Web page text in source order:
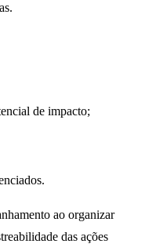
de impacto;
ao organizar
das ações